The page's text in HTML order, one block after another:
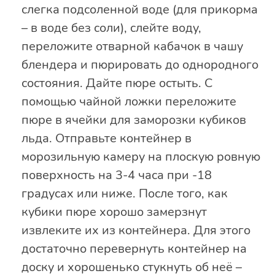
слегка подсоленной воде (для прикорма
– в воде без соли), слейте воду,
переложите отварной кабачок в чашу
блендера и пюрировать до однородного
состояния. Дайте пюре остыть. С
помощью чайной ложки переложите
пюре в ячейки для заморозки кубиков
льда. Отправьте контейнер в
морозильную камеру на плоскую ровную
поверхность на 3-4 часа при -18
градусах или ниже. После того, как
кубики пюре хорошо замерзнут
извлеките их из контейнера. Для этого
достаточно перевернуть контейнер на
доску и хорошенько стукнуть об неё –